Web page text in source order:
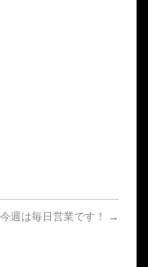
今週は毎日営業です！ →